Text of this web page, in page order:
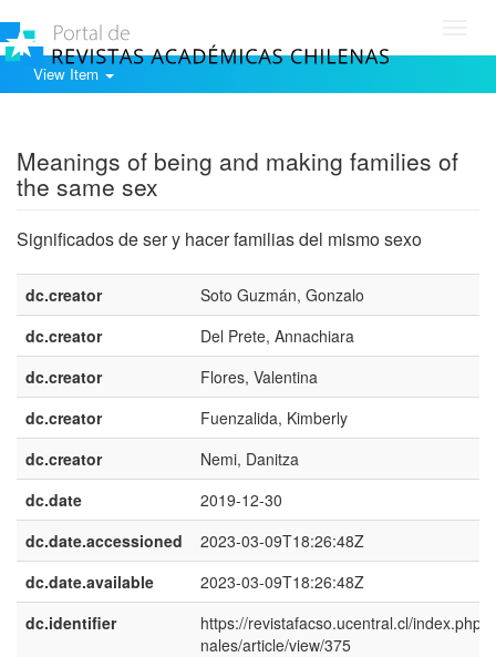
View Item
Meanings of being and making families of
the same sex
Significados de ser y hacer familias del mismo sexo
dc.creator
Soto Guzmán, Gonzalo
dc.creator
Del Prete, Annachiara
dc.creator
Flores, Valentina
dc.creator
Fuenzalida, Kimberly
dc.creator
Nemi, Danitza
dc.date
2019-12-30
dc.date.accessioned
2023-03-09T18:26:48Z
dc.date.available
2023-03-09T18:26:48Z
dc.identifier
https://revistafacso.ucentral.cl/index.php/
nales/article/view/375